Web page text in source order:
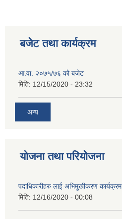
बजेट तथा कार्यक्रम
आ.वा. २०७५/७६ को बजेट
मिति: 12/15/2020 - 23:32
अन्य
योजना तथा परियोजना
पदाधिकारीहरु लाई अभिमुखीकरण कार्यक्रम
मिति: 12/16/2020 - 00:08